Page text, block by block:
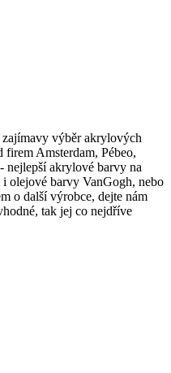
výběr akrylových
firem Amsterdam, Pébeo,
nejlepší akrylové barvy na
olejové barvy VanGogh, nebo
o další výrobce, dejte nám
tak jej co nejdříve